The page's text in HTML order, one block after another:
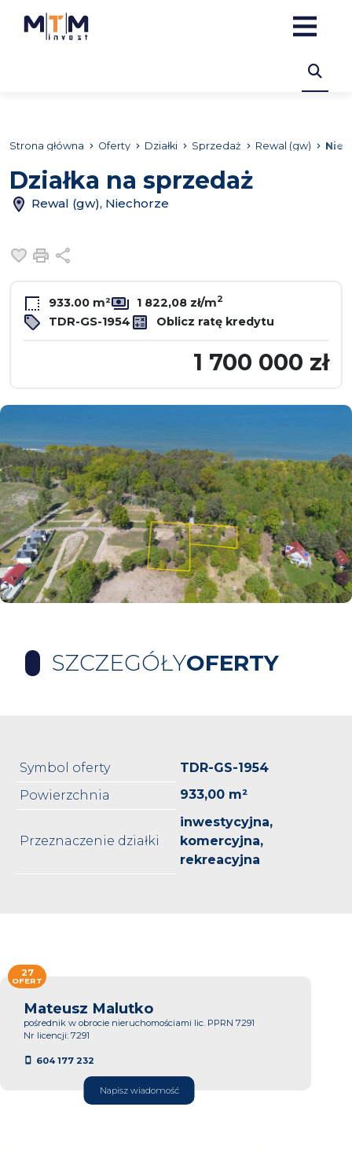
Strona główna Oferty Działki Sprzedaż Rewal (gw)
Działka na sprzedaż
Rewal (gw), Niechorze
Dodaj do ulubionych
Drukuj
933.00 m² 1 822,08 zł/m2
TDR-GS-1954 Oblicz ratę kredytu
1 700 000 zł
SZCZEGÓŁYOFERTY
Symbol oferty
TDR-GS-1954
Powierzchnia
933,00 m²
Przeznaczenie działki
inwestycyjna,
komercyjna,
rekreacyjna
Mateusz Malutko
pośrednik w obrocie nieruchomościami lic. PPRN 7291
Nr licencji: 7291
604 177 232
Napisz wiadomość
27
OFERT